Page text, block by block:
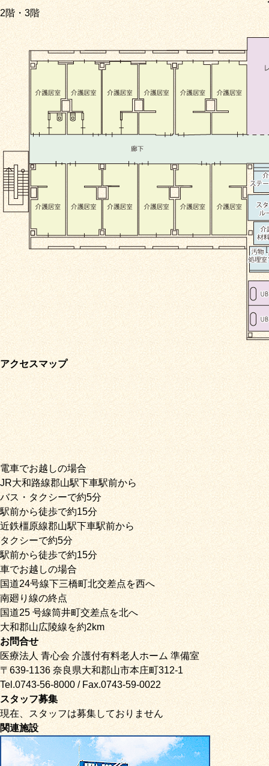
2階・3階
アクセスマップ
電車でお越しの場合
JR大和路線郡山駅下車駅前から
バス・タクシーで約5分
駅前から徒歩で約15分
近鉄橿原線郡山駅下車駅前から
タクシーで約5分
駅前から徒歩で約15分
車でお越しの場合
国道24号線下三橋町北交差点を西へ
南廻り線の終点
国道25 号線筒井町交差点を北へ
大和郡山広陵線を約2km
お問合せ
医療法人 青心会 介護付有料老人ホーム 準備室
〒639-1136 奈良県大和郡山市本庄町312-1
Tel.0743-56-8000 / Fax.0743-59-0022
スタッフ募集
現在、スタッフは募集しておりません
関連施設